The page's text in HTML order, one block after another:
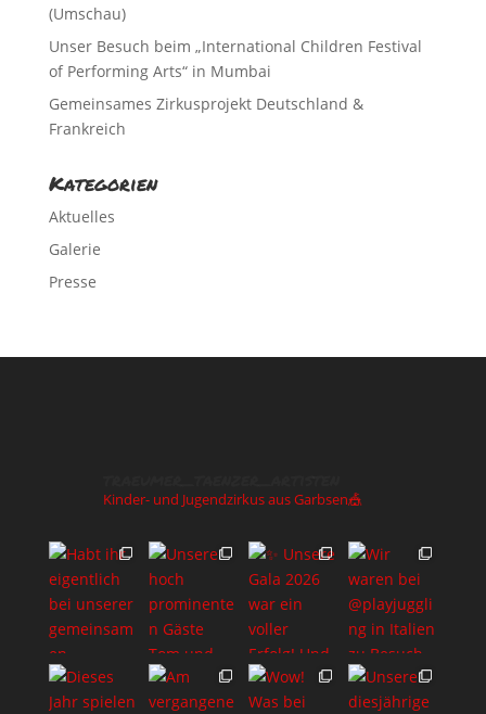
(Umschau)
Unser Besuch beim „International Children Festival
of Performing Arts“ in Mumbai
Gemeinsames Zirkusprojekt Deutschland &
Frankreich
Kategorien
Aktuelles
Galerie
Presse
Kinder- und Jugendzirkus aus Garbsen🎪